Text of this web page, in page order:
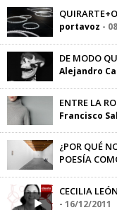
portavoz -
DE MODO
Alejandro
ENTRE LA
Francisco
¿POR QUÉ
POESÍA
CECILIA
- 16/12/2011